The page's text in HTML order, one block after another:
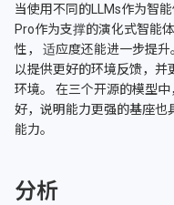
当使用不同的LLMs作为智
Pro作为支撑的演化式智能
性， 适应度还能进一步提
以提供更好的环境反馈，并
环境。 在三个开源的模型
好，说明能力更强的基座也
能力。
分析